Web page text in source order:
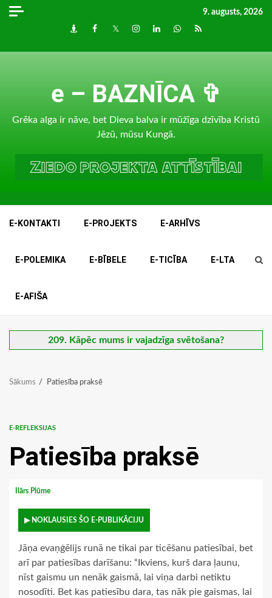
Skip
9. augusts, 2026
DraugiemFacebook
TwitterInstagram
LinkedInwhatsapp
RSS
e – BAZNĪCA ✞
Grēka alga ir nāve, bet Dieva balva ir mūžīga dzīvība Kristū
Jēzū, mūsu Kungā.
E-KONTAKTI E-PROJEKTS E-ARHĪVS
E-POLEMIKA E-BĪBELE E-TICĪBA E-LTA
E-AFIŠA
209. Kāpēc mums ir vajadzīga svētošana?
Sākums Patiesība praksē
E-REFLEKSIJAS
Patiesība praksē
Ilārs Plūme
▶ NOKLAUSIES ŠO E-PUBLIKĀCIJU
Jāņa evaņģēlijs runā ne tikai par ticēšanu patiesībai, bet
arī par patiesības darīšanu: “Ikviens, kurš dara ļaunu,
nīst gaismu un nenāk gaismā, lai viņa darbi netiktu
nosodīti. Bet kas patiesību dara, tas nāk pie gaismas, lai